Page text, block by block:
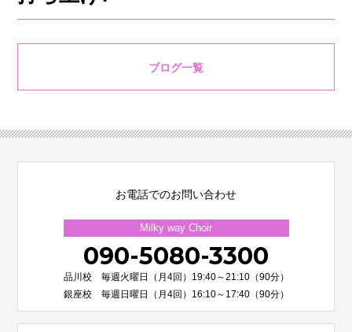
ブログ一覧
お電話でのお問い合わせ
Milky way Choir
090-5080-3300
品川校 毎週火曜日（月4回）19:40～21:10（90分）
銀座校 毎週日曜日（月4回）16:10～17:40（90分）